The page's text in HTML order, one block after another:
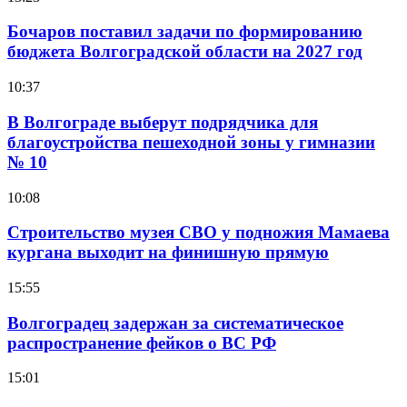
Бочаров поставил задачи по формированию
бюджета Волгоградской области на 2027 год
10:37
В Волгограде выберут подрядчика для
благоустройства пешеходной зоны у гимназии
№ 10
10:08
Строительство музея СВО у подножия Мамаева
кургана выходит на финишную прямую
15:55
Волгоградец задержан за систематическое
распространение фейков о ВС РФ
15:01